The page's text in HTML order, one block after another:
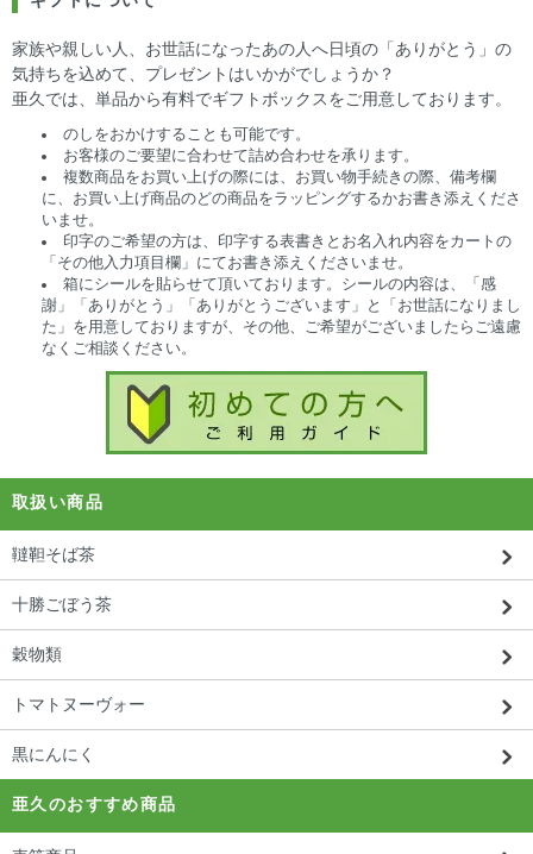
家族や親しい人、お世話になったあの人へ日頃の「ありがとう」の
気持ちを込めて、プレゼントはいかがでしょうか？
亜久では、単品から有料でギフトボックスをご用意しております。
のしをおかけすることも可能です。
お客様のご要望に合わせて詰め合わせを承ります。
複数商品をお買い上げの際には、お買い物手続きの際、備考欄
に、お買い上げ商品のどの商品をラッピングするかお書き添えくださ
いませ。
印字のご希望の方は、印字する表書きとお名入れ内容をカートの
「その他入力項目欄」にてお書き添えくださいませ。
箱にシールを貼らせて頂いております。シールの内容は、「感
謝」「ありがとう」「ありがとうございます」と「お世話になりまし
た」を用意しておりますが、その他、ご希望がございましたらご遠慮
なくご相談ください。
取扱い商品
韃靼そば茶
十勝ごぼう茶
穀物類
トマトヌーヴォー
黒にんにく
亜久のおすすめ商品